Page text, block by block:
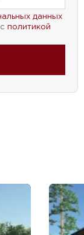
данных
политикой